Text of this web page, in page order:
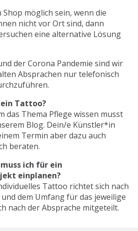
möglich sein, wenn die
nicht vor Ort sind, dann
eine alternative Lösung
der Corona Pandemie sind wir
Absprachen nur telefonisch
Tattoo?
das Thema Pflege wissen musst
Blog. Dein/e Künstler*in
Termin aber dazu auch
beraten.
ich für ein
einplanen?
Tattoo richtet sich nach
dem Umfang für das jeweilige
nach der Absprache mitgeteilt.